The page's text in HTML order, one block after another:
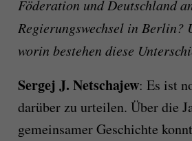
Föderation und Deutschland
Regierungswechsel in Berlin?
worin bestehen diese
Sergej J. Netschajew: Es ist
darüber zu urteilen. Über die
gemeinsamer Geschichte